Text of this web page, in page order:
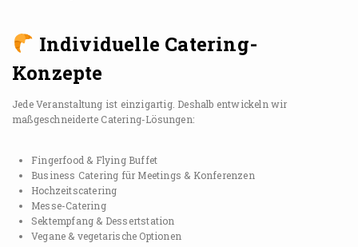
Individuelle Catering-
Konzepte
Jede Veranstaltung ist einzigartig. Deshalb entwickeln wir
maßgeschneiderte Catering-Lösungen:
Fingerfood & Flying Buffet
Business Catering für Meetings & Konferenzen
Hochzeitscatering
Messe-Catering
Sektempfang & Dessertstation
Vegane & vegetarische Optionen